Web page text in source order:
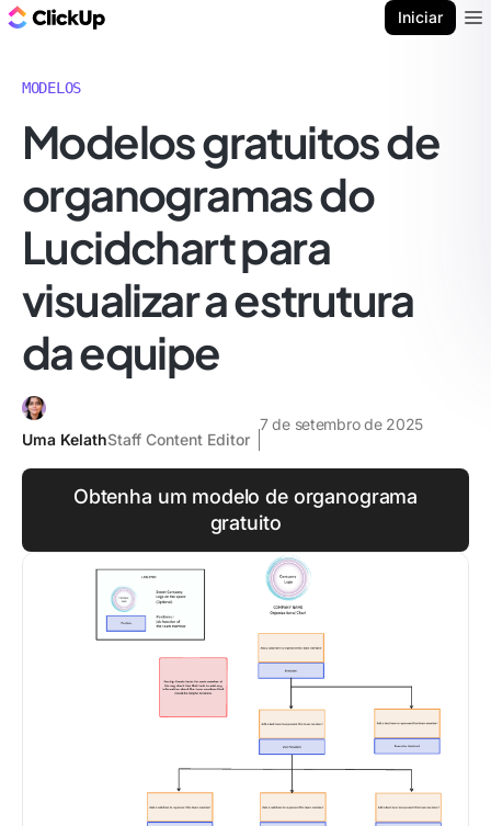
Iniciar
MODELOS
Modelos gratuitos de
organogramas do
Lucidchart para
visualizar a estrutura
da equipe
Uma KelathStaff Content Editor
7 de setembro de 2025
Obtenha um modelo de organograma
gratuito